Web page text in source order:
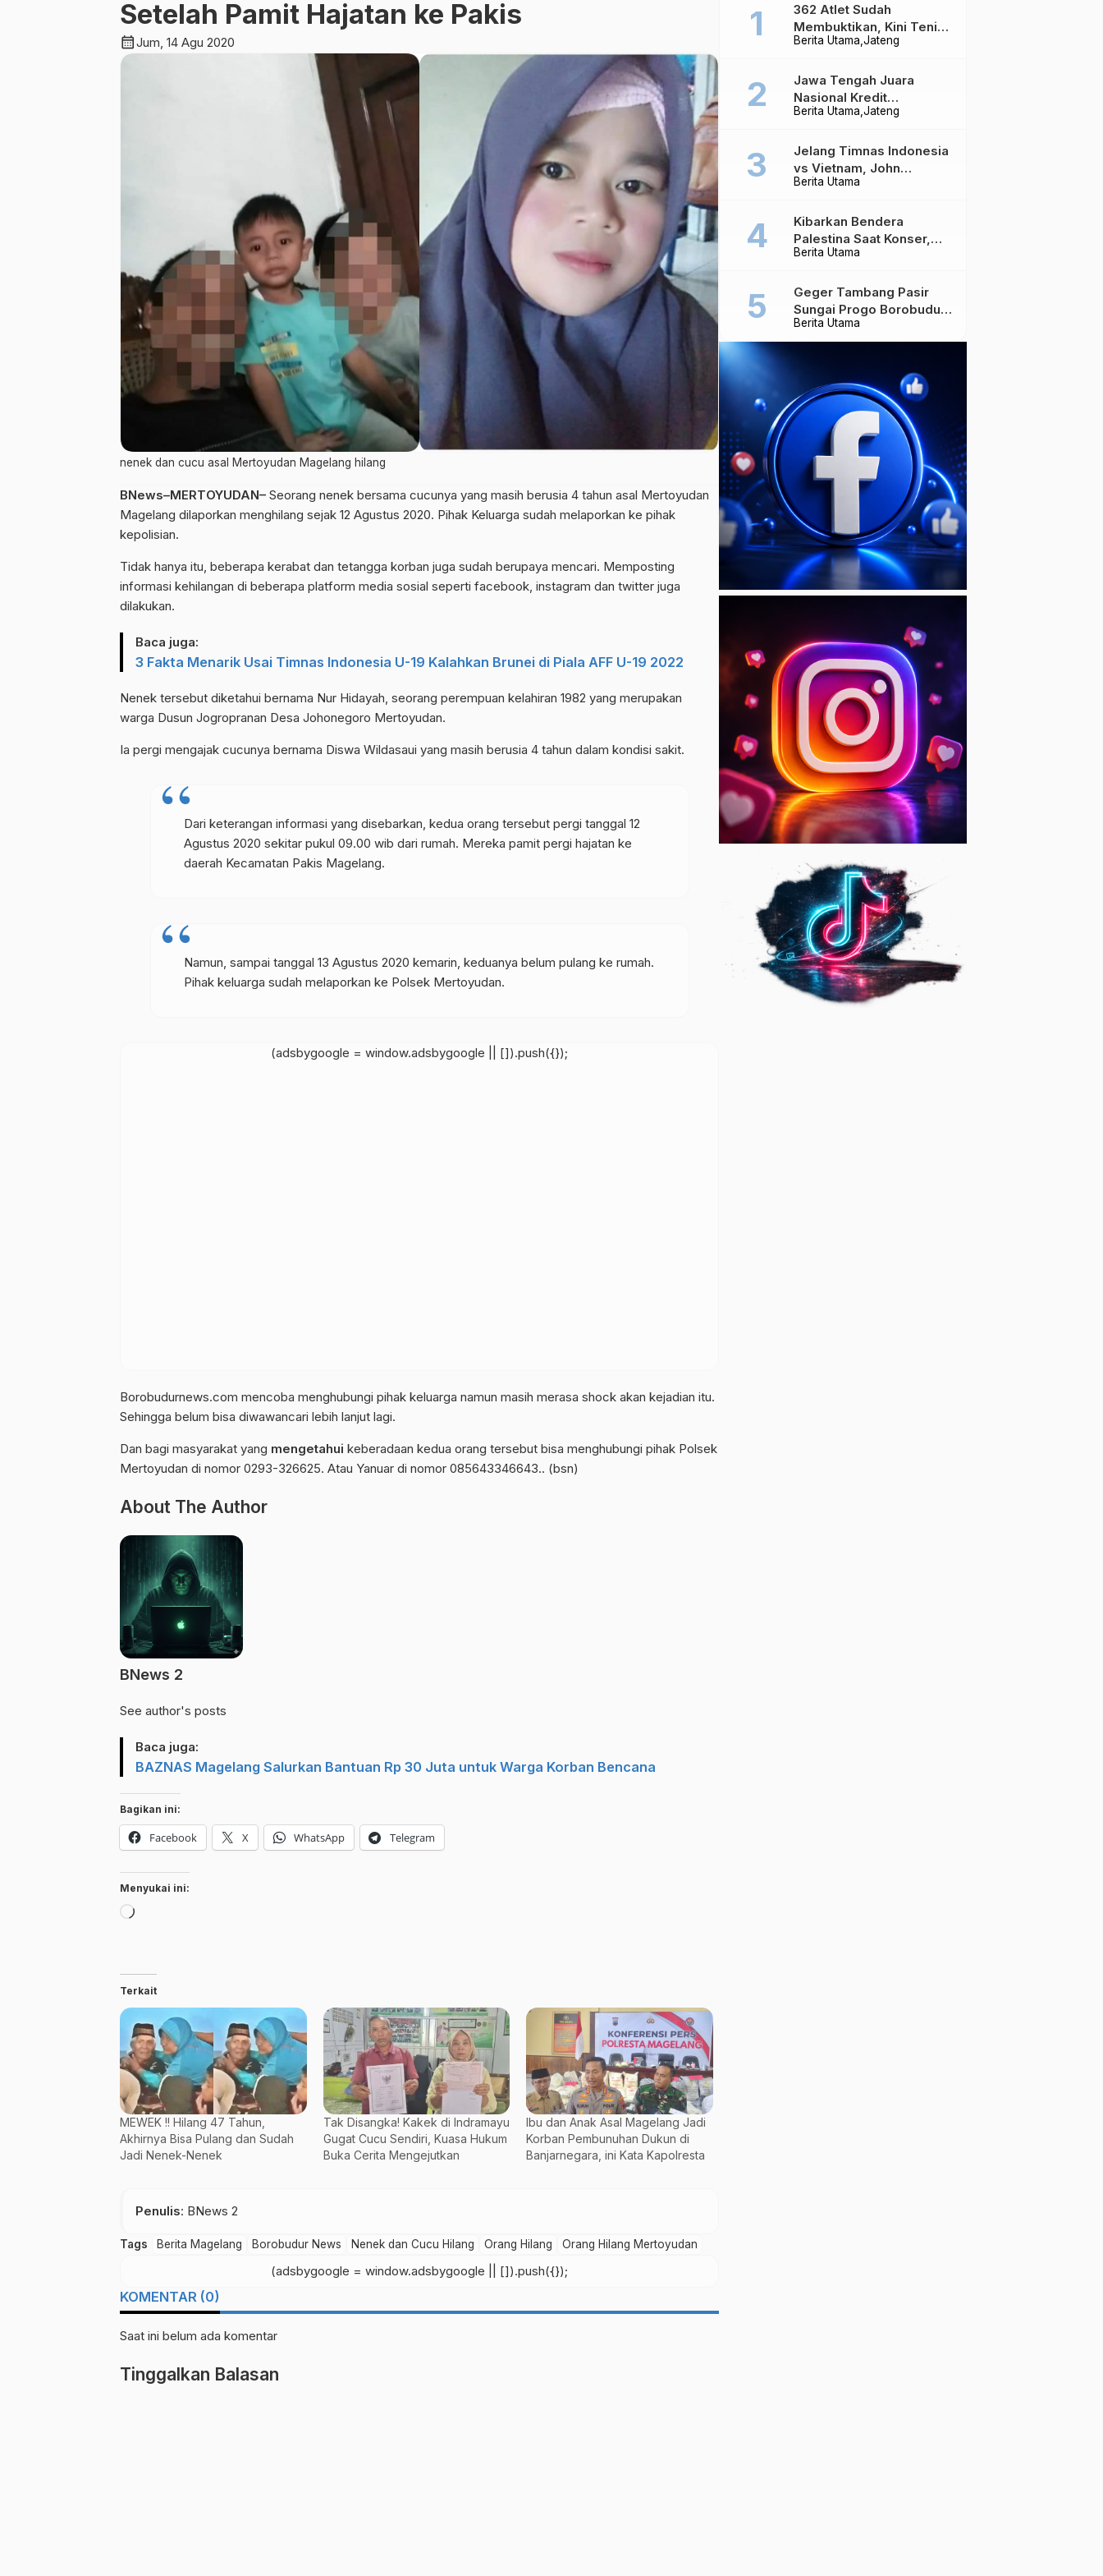
Setelah Pamit Hajatan ke Pakis
calendar_monthJum, 14 Agu 2020
nenek dan cucu asal Mertoyudan Magelang hilang
BNews–MERTOYUDAN– Seorang nenek bersama cucunya yang masih berusia 4 tahun asal Mertoyudan
Magelang dilaporkan menghilang sejak 12 Agustus 2020. Pihak Keluarga sudah melaporkan ke pihak
kepolisian.
Tidak hanya itu, beberapa kerabat dan tetangga korban juga sudah berupaya mencari. Memposting
informasi kehilangan di beberapa platform media sosial seperti facebook, instagram dan twitter juga
dilakukan.
Baca juga:
3 Fakta Menarik Usai Timnas Indonesia U-19 Kalahkan Brunei di Piala AFF U-19 2022
Nenek tersebut diketahui bernama Nur Hidayah, seorang perempuan kelahiran 1982 yang merupakan
warga Dusun Jogropranan Desa Johonegoro Mertoyudan.
Ia pergi mengajak cucunya bernama Diswa Wildasaui yang masih berusia 4 tahun dalam kondisi sakit.
Dari keterangan informasi yang disebarkan, kedua orang tersebut pergi tanggal 12
Agustus 2020 sekitar pukul 09.00 wib dari rumah. Mereka pamit pergi hajatan ke
daerah Kecamatan Pakis Magelang.
Namun, sampai tanggal 13 Agustus 2020 kemarin, keduanya belum pulang ke rumah.
Pihak keluarga sudah melaporkan ke Polsek Mertoyudan.
(adsbygoogle = window.adsbygoogle || []).push({});
Borobudurnews.com mencoba menghubungi pihak keluarga namun masih merasa shock akan kejadian itu.
Sehingga belum bisa diwawancari lebih lanjut lagi.
Dan bagi masyarakat yang mengetahui keberadaan kedua orang tersebut bisa menghubungi pihak Polsek
Mertoyudan di nomor 0293-326625. Atau Yanuar di nomor 085643346643.. (bsn)
About The Author
BNews 2
See author's posts
Baca juga:
BAZNAS Magelang Salurkan Bantuan Rp 30 Juta untuk Warga Korban Bencana
Bagikan ini:
Facebook X WhatsApp Telegram
Menyukai ini:
Memuat...
Terkait
MEWEK !! Hilang 47 Tahun,
Akhirnya Bisa Pulang dan Sudah
Jadi Nenek-Nenek
Tak Disangka! Kakek di Indramayu
Gugat Cucu Sendiri, Kuasa Hukum
Buka Cerita Mengejutkan
Ibu dan Anak Asal Magelang Jadi
Korban Pembunuhan Dukun di
Banjarnegara, ini Kata Kapolresta
Penulis: BNews 2
Tags Berita Magelang Borobudur News Nenek dan Cucu Hilang Orang Hilang Orang Hilang Mertoyudan
(adsbygoogle = window.adsbygoogle || []).push({});
KOMENTAR (0)
Saat ini belum ada komentar
Tinggalkan Balasan
Berita Utama Jateng
362 Atlet Sudah
Membuktikan, Kini Tenis
Meja Jateng Dibidik Jadi
Berita Utama Jateng
Jawa Tengah Juara
Nasional Kredit
Perumahan, Realisasi
Berita Utama
Jelang Timnas Indonesia
vs Vietnam, John
Herdman Ungkap Hal
Berita Utama
Kibarkan Bendera
Palestina Saat Konser,
Massive Attack Dilarang
Berita Utama
Geger Tambang Pasir
Sungai Progo Borobudur,
Warga Sambeng Hentikan
Alat Berat dan Usir Truk